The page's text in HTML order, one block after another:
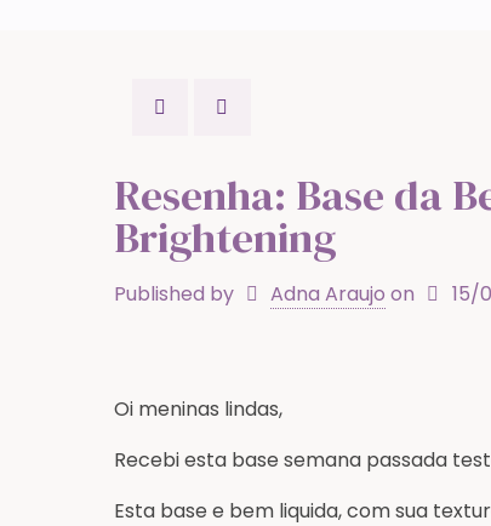
Resenha: Base da
Brightening
Published by Adna Araujo on 15/
Oi meninas lindas,
Recebi esta base semana passada
Esta base e bem liquida, com sua